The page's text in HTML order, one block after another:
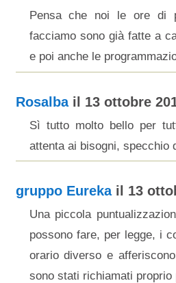
Pensa che noi le ore di
facciamo sono già fatte a
e poi anche le
Rosalbail 13 ottobre
Sì tutto molto bello per
attenta ai bisogni, specchio
gruppo Eurekail 13
Una piccola
possono fare, per legge, i
orario diverso e
sono stati richiamati